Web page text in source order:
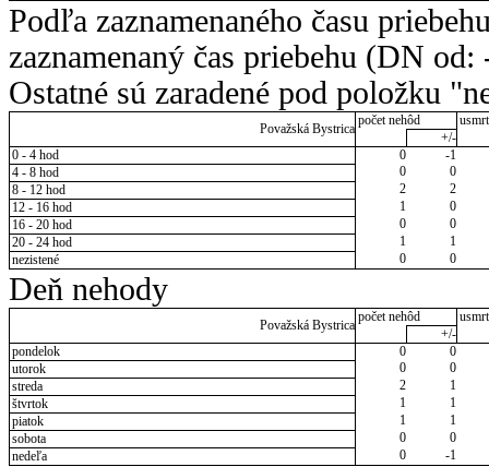
Podľa zaznamenaného času
zaznamenaný čas priebehu (DN
Ostatné sú zaradené pod položku
Považská Bystrica
počet nehôd
+/-
0 - 4 hod
0
-1
4 - 8 hod
0
0
8 - 12 hod
2
2
12 - 16 hod
1
0
16 - 20 hod
0
0
20 - 24 hod
1
1
nezistené
0 0
Deň nehody
Považská Bystrica
počet nehôd
+/-
pondelok
0
0
utorok
0
0
streda
2
1
štvrtok
1
1
piatok
1
1
sobota
0
0
nedeľa
0 -1